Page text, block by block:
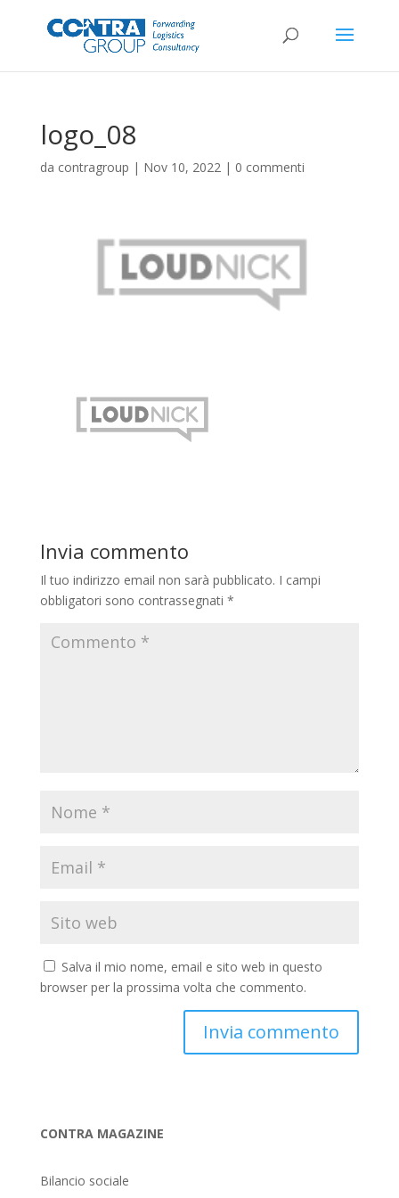
logo_08
da contragroup | Nov 10, 2022| 0 commenti
Invia commento
Il tuo indirizzo email non sarà pubblicato. I campi
obbligatori sono contrassegnati *
Salva il mio nome, email e sito web in questo
browser per la prossima volta che commento.
CONTRA MAGAZINE
Bilancio sociale